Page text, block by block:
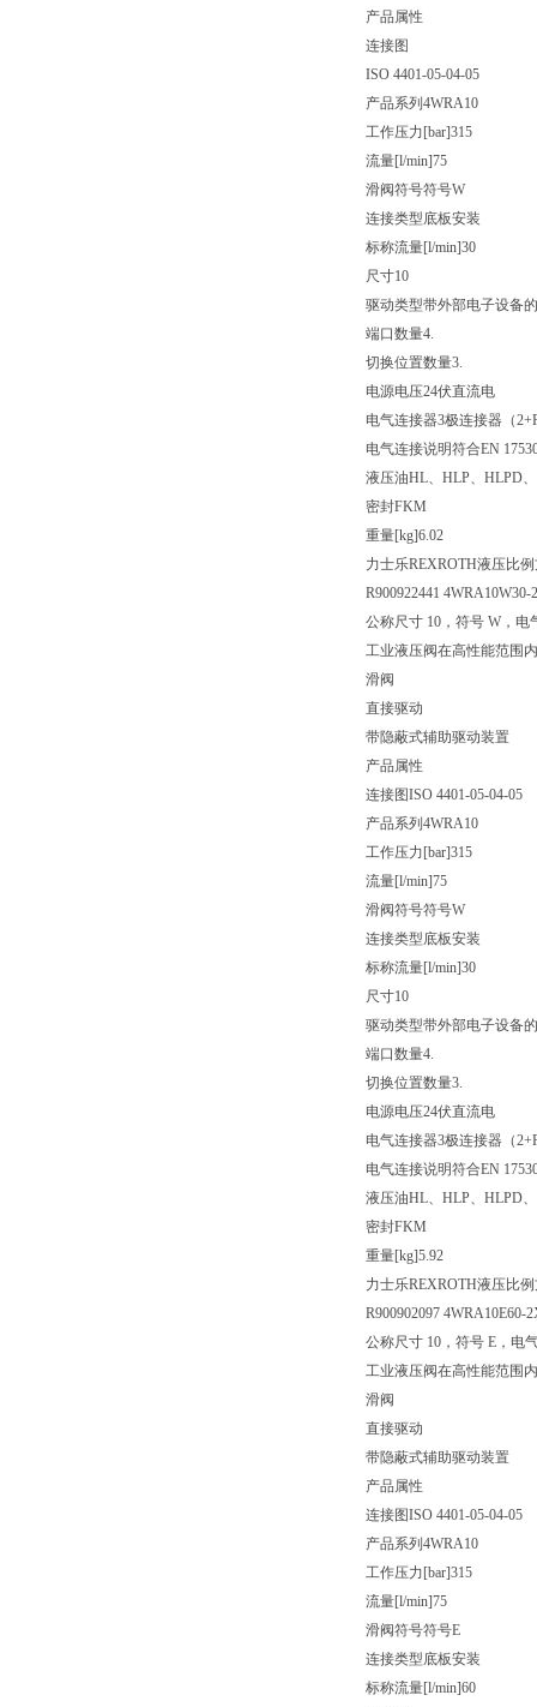
产品属性
连接图
ISO 4401-05-04-05
产品系列 4WRA10
工作压力[bar]315
流量[l/min]75
滑阀符号符号W
连接类型底板安装
标称流量[l/min]30
尺寸10
驱动类型带外部电子设备
端口数量4.
切换位置数量3.
电源电压24伏直流电
电气连接器3极连接器（
电气连接说明符合EN
液压油HL、HLP、HLPD
密封FKM
重量[kg]6.02
力士乐REXROTH液压比
R900922441
公称尺寸 10，符号 W，电
工业液压阀在高性能范围
滑阀
直接驱动
带隐蔽式辅助驱动装置
产品属性
连接图ISO 4401-05-04-05
产品系列 4WRA10
工作压力[bar]315
流量[l/min]75
滑阀符号符号W
连接类型底板安装
标称流量[l/min]30
尺寸10
驱动类型带外部电子设备
端口数量4.
切换位置数量3.
电源电压24伏直流电
电气连接器3极连接器（
电气连接说明符合EN
液压油HL、HLP、HLPD
密封FKM
重量[kg]5.92
力士乐REXROTH液压比
R900902097 4WRA10E60-
公称尺寸 10，符号 E，电
工业液压阀在高性能范围
滑阀
直接驱动
带隐蔽式辅助驱动装置
产品属性
连接图ISO 4401-05-04-05
产品系列 4WRA10
工作压力[bar]315
流量[l/min]75
滑阀符号符号E
连接类型底板安装
标称流量[l/min]60